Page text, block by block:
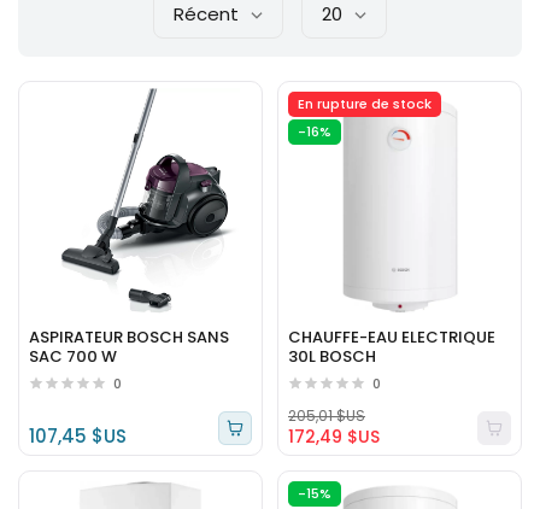
Récent 20
ASPIRATEUR BOSCH SANS
SAC 700 W
0
107,45 $US
En rupture de stock
-16%
CHAUFFE-EAU ELECTRIQUE
30L BOSCH
0
172,49 $US
205,01 $US
-15%